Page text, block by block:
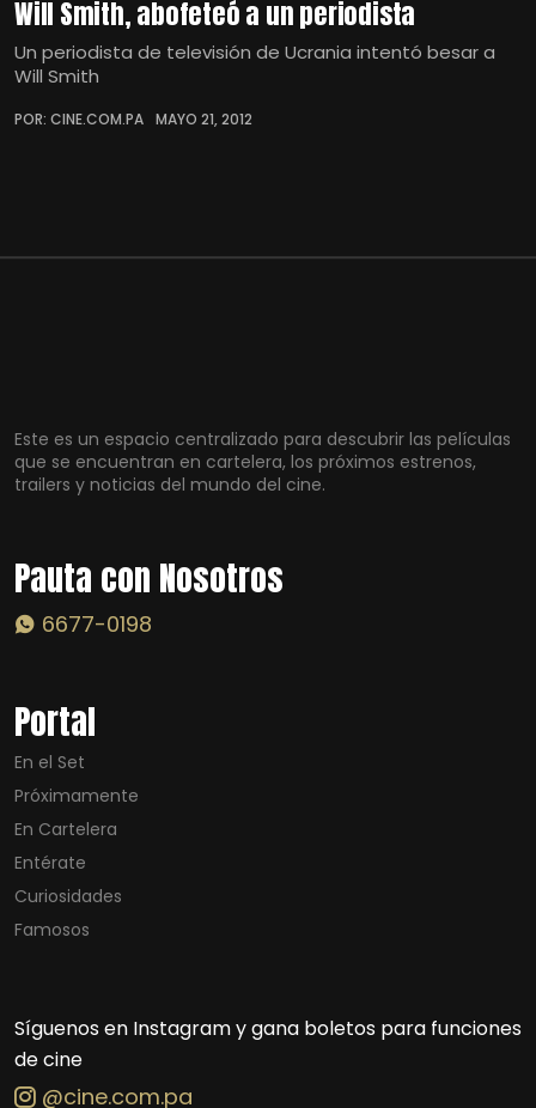
Will Smith, abofeteó a un periodista
Un periodista de televisión de Ucrania intentó besar a
Will Smith
POR: CINE.COM.PA MAYO 21, 2012
Este es un espacio centralizado para descubrir las películas
que se encuentran en cartelera, los próximos estrenos,
trailers y noticias del mundo del cine.
Pauta con Nosotros
6677-0198
Portal
En el Set
Próximamente
En Cartelera
Entérate
Curiosidades
Famosos
Síguenos en Instagram y gana boletos para funciones
de cine
@cine.com.pa